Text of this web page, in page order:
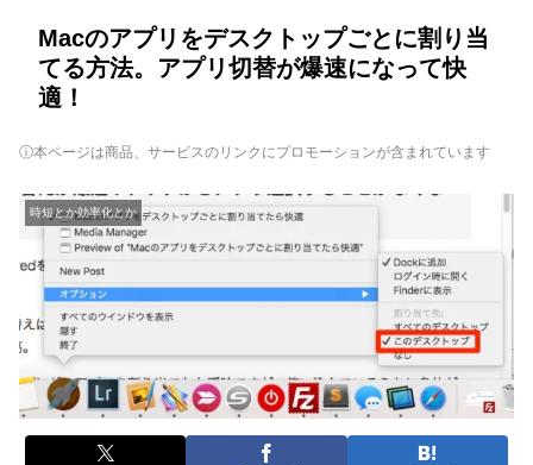
Macのアプリをデスクトップごとに割り当
てる方法。アプリ切替が爆速になって快
適！
ⓘ本ページは商品、サービスのリンクにプロモーションが含まれています
時短とか効率化とか